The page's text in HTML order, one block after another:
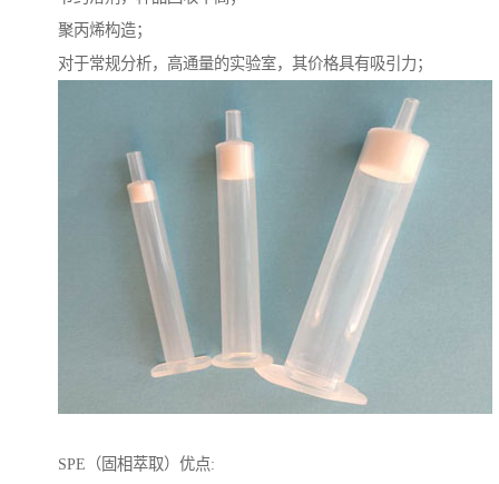
聚丙烯构造；
对于常规分析，高通量的实验室，其价格具有吸引力；
SPE（固相萃取）优点: